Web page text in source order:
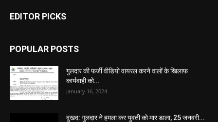
EDITOR PICKS
POPULAR POSTS
गुलदार की फर्जी वीडियो वायरल करने वालों के खिलाफ
कार्यवाही को...
January 16, 2024
दुखद: गुलदार ने हमला कर युवती को मार डाला, 25 जनवरी...